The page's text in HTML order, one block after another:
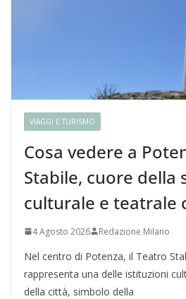
VIAGGI E TURISMO
Cosa vedere a
Stabile, cuore della
culturale e teatrale
4 Agosto 2026 Redazione Milano
Nel centro di Potenza, il Teatro
rappresenta una delle istituzioni
della città, simbolo della